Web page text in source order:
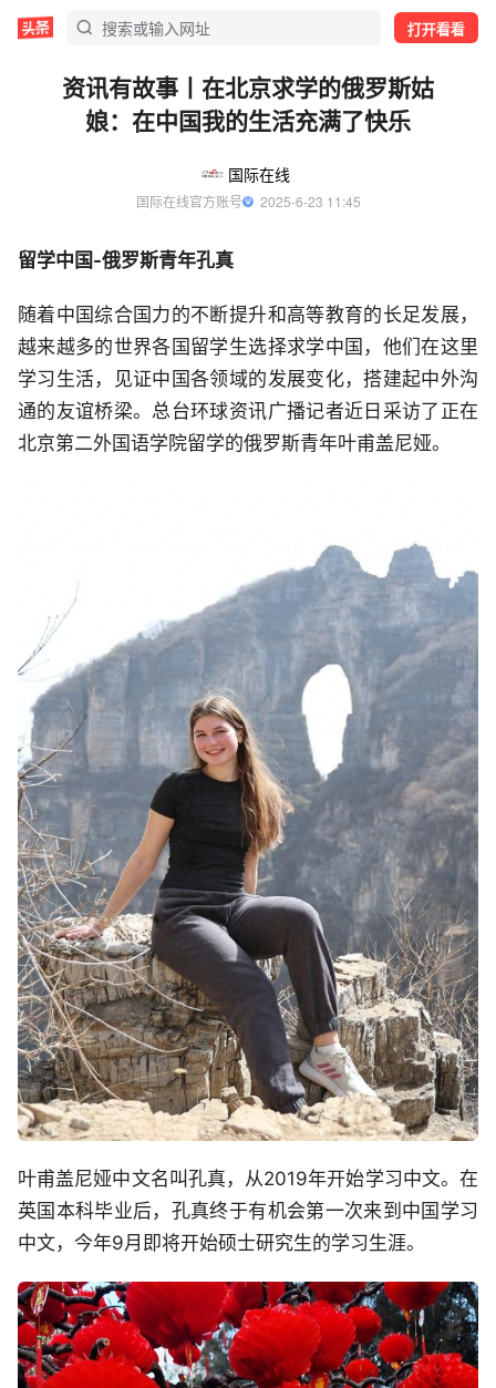
打开看看
资讯有故事丨在北京求学的俄罗斯姑
娘：在中国我的生活充满了快乐
国际在线
国际在线官方账号
  2025-6-23 11:45
留学中国-俄罗斯青年孔真
随着中国综合国力的不断提升和高等教育的长足发展，
越来越多的世界各国留学生选择求学中国，他们在这里
学习生活，见证中国各领域的发展变化，搭建起中外沟
通的友谊桥梁。总台环球资讯广播记者近日采访了正在
北京第二外国语学院留学的俄罗斯青年叶甫盖尼娅。
叶甫盖尼娅中文名叫孔真，从2019年开始学习中文。在
英国本科毕业后，孔真终于有机会第一次来到中国学习
中文，今年9月即将开始硕士研究生的学习生涯。